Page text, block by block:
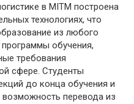
в MITM построена
технологиях, что
из любого
программы обучения,
требования
сфере. Студенты
до конца обучения и
перевода из